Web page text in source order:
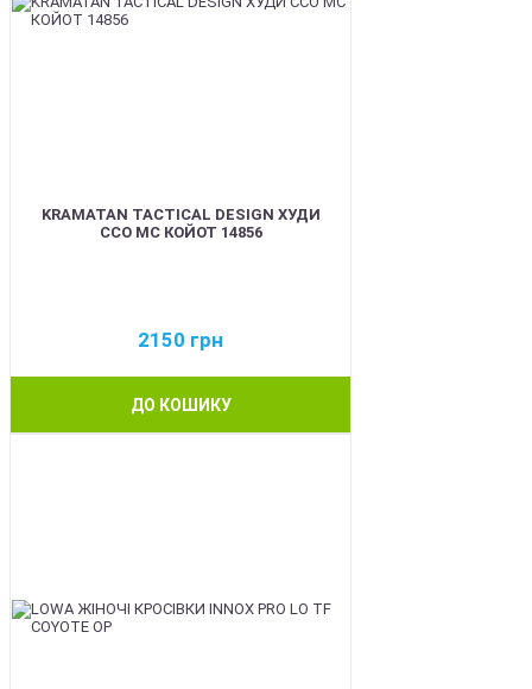
KRAMATAN TACTICAL DESIGN ХУДИ
ССО МС КОЙОТ 14856
2150 грн
ДО КОШИКУ